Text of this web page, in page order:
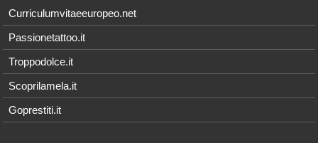
Curriculumvitaeeuropeo.net
Passionetattoo.it
Troppodolce.it
Scoprilamela.it
Goprestiti.it